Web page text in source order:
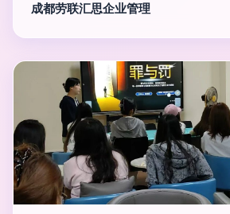
成都劳联汇思企业管理